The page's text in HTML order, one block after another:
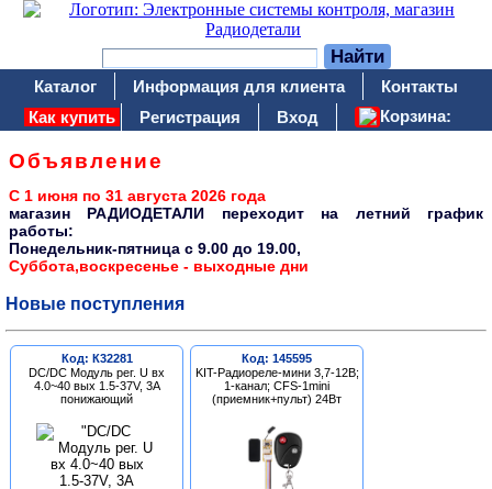
Каталог Информация для клиента
Контакты
Как купить
Регистрация Вход Корзина:
Объявление
С 1 июня по 31 августа 2026 года
магазин РАДИОДЕТАЛИ переходит на летний график
работы:
Понедельник-пятница c 9.00 до 19.00,
Суббота,воскресенье - выходные дни
Новые поступления
Код: К32281
DC/DC Модуль рег. U вх
4.0~40 вых 1.5-37V, 3A
понижающий
Код: 145595
KIT-Радиореле-мини 3,7-12В;
1-канал; CFS-1mini
(приемник+пульт) 24Вт